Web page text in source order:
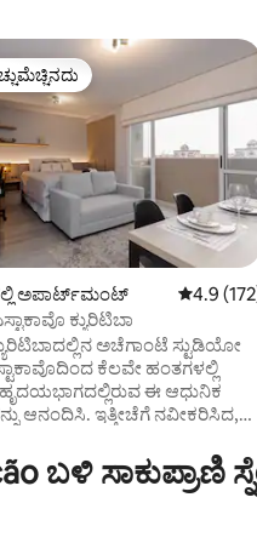
226 ವಿಮರ್ಶೆಗಳು
ಅಪಾರ್ಟ್‌ಮಂಟ್ 5 ರಲ್ಲಿ
4.9
ಕ್ಯುರಿಟಿಬಾ
ಅಚೆಗಾಂಟೆ ಸ್ಟುಡಿಯೋ
ಕೆಲವೇ ಹಂತಗಳಲ್ಲಿ
ಹೃದಯಭಾಗದಲ್ಲಿರುವ ಈ ಆಧುನಿಕ
ಇತ್ತೀಚೆಗೆ ನವೀಕರಿಸಿದ,
ಸ್ಥಳವು ಸೂಕ್ತವಾಗಿದೆ. ಸುಸಜ್ಜಿತ
ನಿಮಗೆ ಊಟವನ್ನು ತಯಾರಿಸಲು
ಬಳಿ